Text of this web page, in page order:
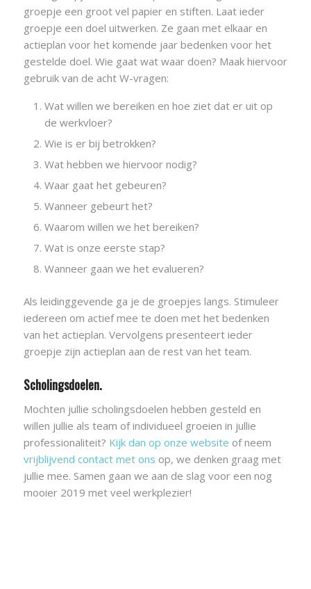
groepje een groot vel papier en stiften. Laat ieder
groepje een doel uitwerken. Ze gaan met elkaar en
actieplan voor het komende jaar bedenken voor het
gestelde doel. Wie gaat wat waar doen? Maak hiervoor
gebruik van de acht W-vragen:
Wat willen we bereiken en hoe ziet dat er uit op
de werkvloer?
Wie is er bij betrokken?
Wat hebben we hiervoor nodig?
Waar gaat het gebeuren?
Wanneer gebeurt het?
Waarom willen we het bereiken?
Wat is onze eerste stap?
Wanneer gaan we het evalueren?
Als leidinggevende ga je de groepjes langs. Stimuleer
iedereen om actief mee te doen met het bedenken
van het actieplan. Vervolgens presenteert ieder
groepje zijn actieplan aan de rest van het team.
Scholingsdoelen.
Mochten jullie scholingsdoelen hebben gesteld en
willen jullie als team of individueel groeien in jullie
professionaliteit? Kijk dan op onze website of neem
vrijblijvend contact met ons op, we denken graag met
jullie mee. Samen gaan we aan de slag voor een nog
mooier 2019 met veel werkplezier!